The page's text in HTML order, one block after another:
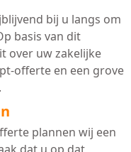
bij u langs om
basis van dit
over uw zakelijke
offerte en een grove
plannen wij een